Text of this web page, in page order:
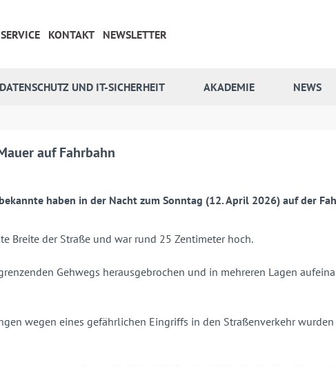
SERVICE
KONTAKT NEWSLETTER
DATENSCHUTZ UND IT-SICHERHEIT AKADEMIE NEWS
auf Fahrbahn
haben in der Nacht zum Sonntag (12. April 2026) auf der
Breite der Straße und war rund 25 Zentimeter hoch.
Gehwegs herausgebrochen und in mehreren Lagen
wegen eines gefährlichen Eingriffs in den Straßenverkehr